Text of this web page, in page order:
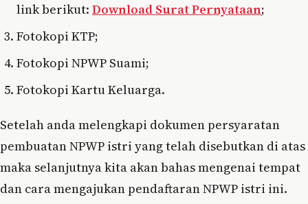
link berikut: Download Surat Pernyataan;
Fotokopi KTP;
Fotokopi NPWP Suami;
Fotokopi Kartu Keluarga.
Setelah anda melengkapi dokumen persyaratan
pembuatan NPWP istri yang telah disebutkan di atas
maka selanjutnya kita akan bahas mengenai tempat
dan cara mengajukan pendaftaran NPWP istri ini.